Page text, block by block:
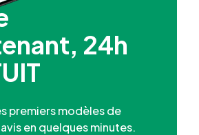
24h
premiers modèles de
en quelques minutes.